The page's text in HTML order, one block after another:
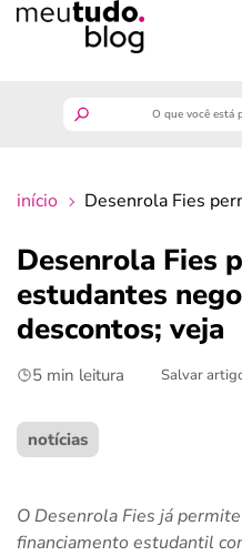
finanças
benefícios
últimas notícias
ferramentas
início Desenrola Fies
Desenrola Fies
estudantes
descontos; veja
5 min leitura Salvar
notícias
O Desenrola Fies já
financiamento estudantil